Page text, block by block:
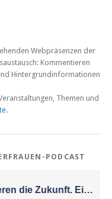
Webpräsenzen der
Kommentieren
Hintergrundinformationen
Themen und
.
PODCAST